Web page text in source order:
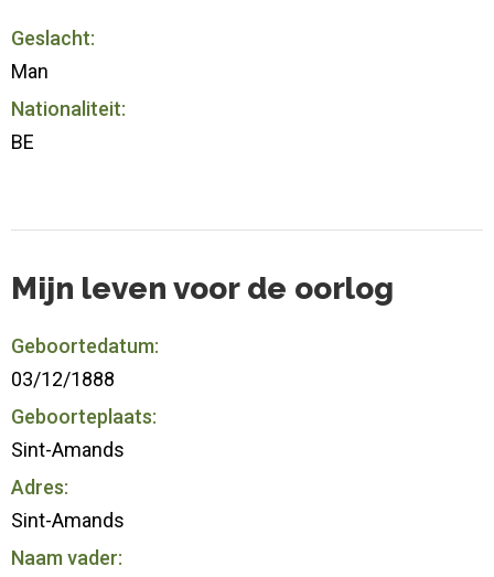
Geslacht:
Man
Nationaliteit:
BE
Mijn leven voor de oorlog
Geboortedatum:
03/12/1888
Geboorteplaats:
Sint-Amands
Adres:
Sint-Amands
Naam vader: